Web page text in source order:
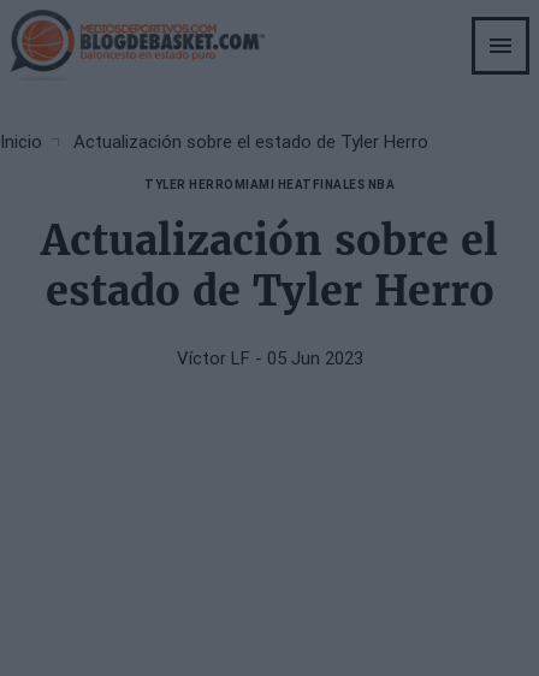
Skip
to
main
Breadcrumb
Inicio Actualización sobre el estado de Tyler Herro
TYLER HERRO MIAMI HEAT FINALES NBA
Actualización sobre el
estado de Tyler Herro
Víctor LF - 05 Jun 2023